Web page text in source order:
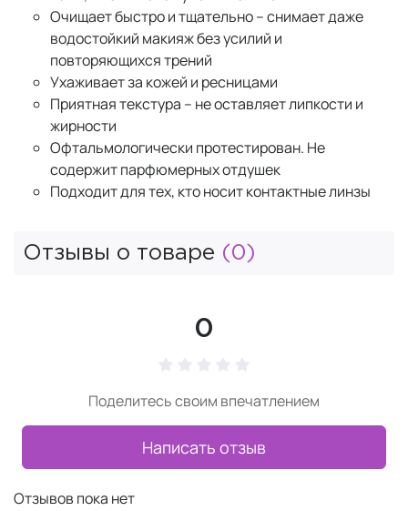
Очищает быстро и тщательно – снимает даже
водостойкий макияж без усилий и
повторяющихся трений
Ухаживает за кожей и ресницами
Приятная текстура – не оставляет липкости и
жирности
Офтальмологически протестирован. Не
содержит парфюмерных отдушек
Подходит для тех, кто носит контактные линзы
Отзывы о товаре (0)
0
Поделитесь своим впечатлением
Написать отзыв
Отзывов пока нет